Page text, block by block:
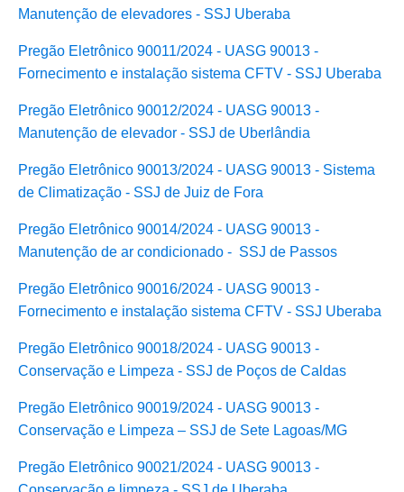
Manutenção de elevadores - SSJ Uberaba
Pregão Eletrônico 90011/2024 - UASG 90013 -
Fornecimento e instalação sistema CFTV - SSJ Uberaba
Pregão Eletrônico 90012/2024 - UASG 90013 -
Manutenção de elevador - SSJ de Uberlândia
Pregão Eletrônico 90013/2024 - UASG 90013 - Sistema
de Climatização - SSJ de Juiz de Fora
Pregão Eletrônico 90014/2024 - UASG 90013 -
Manutenção de ar condicionado - SSJ de Passos
Pregão Eletrônico 90016/2024 - UASG 90013 -
Fornecimento e instalação sistema CFTV - SSJ Uberaba
Pregão Eletrônico 90018/2024 - UASG 90013 -
Conservação e Limpeza - SSJ de Poços de Caldas
Pregão Eletrônico 90019/2024 - UASG 90013 -
Conservação e Limpeza – SSJ de Sete Lagoas/MG
Pregão Eletrônico 90021/2024 - UASG 90013 -